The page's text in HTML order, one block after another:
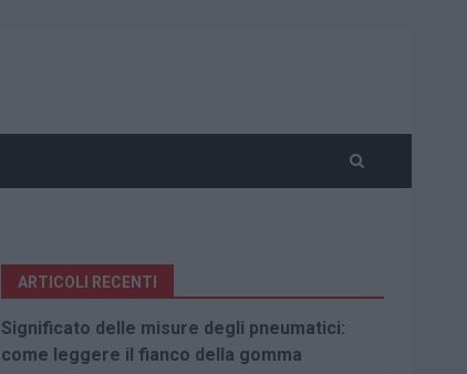
ARTICOLI RECENTI
Significato delle misure degli pneumatici:
come leggere il fianco della gomma